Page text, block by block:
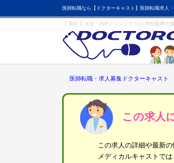
医師転職なら【ドクターキャスト】医師転職求人
【 薬院 】在宅・内科クリニック☆o○ 時短勤務や
医師転職・求人募集ドクターキャスト
この求人
この求人の詳細や最新
メディカルキャストで